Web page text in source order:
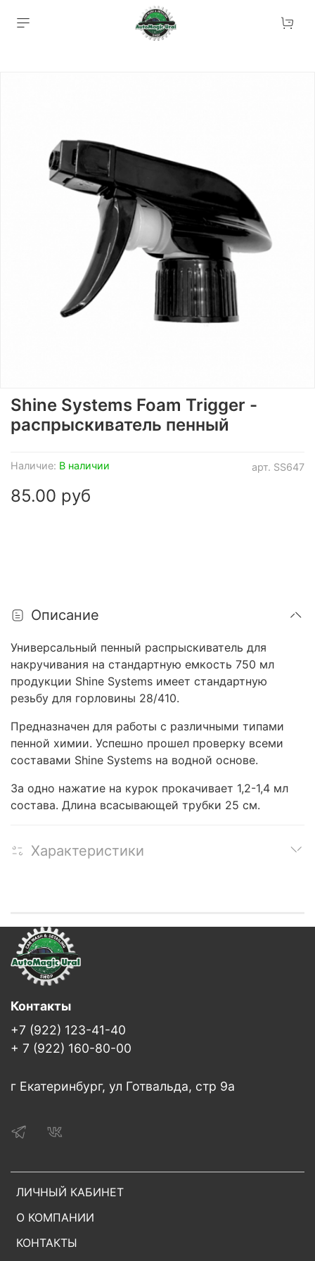
арт. SS647
Наличие: В наличии
Shine Systems Foam Trigger -
распрыскиватель пенный
85.00 руб
Описание
Универсальный пенный распрыскиватель для
накручивания на стандартную емкость 750 мл
продукции Shine Systems имеет стандартную
резьбу для горловины 28/410.
Предназначен для работы с различными типами
пенной химии. Успешно прошел проверку всеми
составами Shine Systems на водной основе.
За одно нажатие на курок прокачивает 1,2-1,4 мл
состава. Длина всасывающей трубки 25 см.
Характеристики
ЛИЧНЫЙ КАБИНЕТ
О КОМПАНИИ
КОНТАКТЫ
Контакты
+7 (922) 123-41-40
+ 7 (922) 160-80-00
г Екатеринбург, ул Готвальда, стр 9а